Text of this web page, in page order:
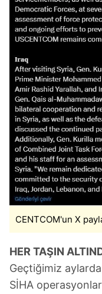
CENTCOM'un X
HER TAŞIN
Geçtiğimiz
SİHA